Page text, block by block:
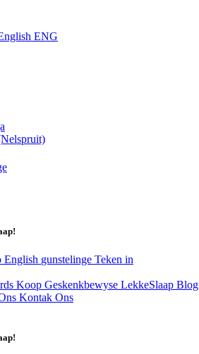
ENG
English gunstelinge Teken in
Koop Geskenkbewyse LekkeSlaap Blog
Kontak Ons